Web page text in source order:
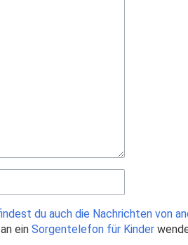
du auch die Nachrichten von
ein Sorgentelefon für Kinder